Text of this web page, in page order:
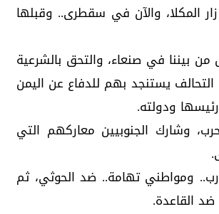
زار المكلا، والآن في سقطرى.. وقبلها
من بيننا في صنعاء، والتحق بالشرعية
التحالف يستنجد بهم للدفاع عن اليمن
ودولته.
وشارك الجنوبيين معاركهم التي
ومواطني تهامة.. ضد الحوثي، ثم
القاعدة.